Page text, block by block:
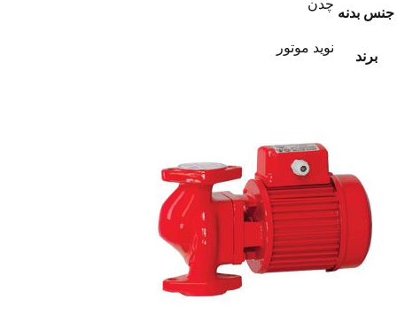
جنس بدنه
چدن
برند
نوید موتور